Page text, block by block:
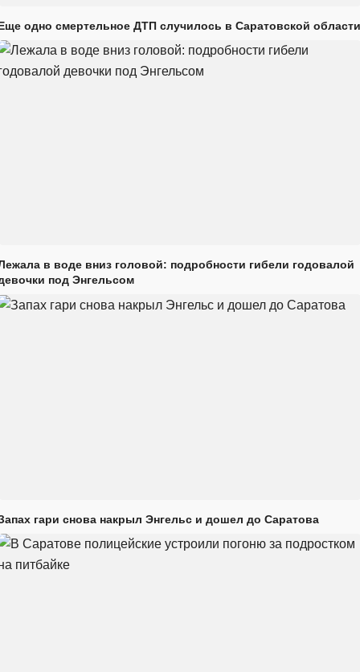
одно смертельное ДТП случилось в Саратовской области
в воде вниз головой: подробности гибели годовалой
под Энгельсом
гари снова накрыл Энгельс и дошел до Саратова